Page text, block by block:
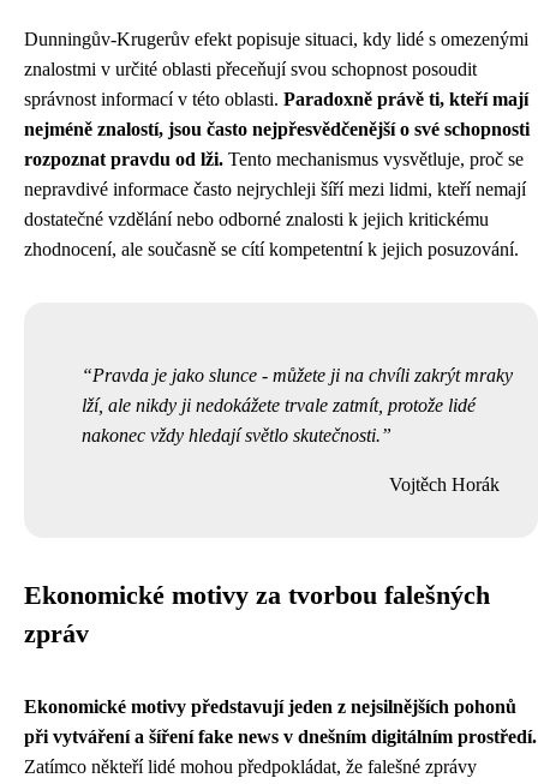
Dunningův-Krugerův efekt popisuje situaci, kdy lidé s omezenými
znalostmi v určité oblasti přeceňují svou schopnost posoudit
správnost informací v této oblasti. Paradoxně právě ti, kteří mají
nejméně znalostí, jsou často nejpřesvědčenější o své schopnosti
rozpoznat pravdu od lži. Tento mechanismus vysvětluje, proč se
nepravdivé informace často nejrychleji šíří mezi lidmi, kteří nemají
dostatečné vzdělání nebo odborné znalosti k jejich kritickému
zhodnocení, ale současně se cítí kompetentní k jejich posuzování.
Pravda je jako slunce - můžete ji na chvíli zakrýt mraky
lží, ale nikdy ji nedokážete trvale zatmít, protože lidé
nakonec vždy hledají světlo skutečnosti.
Vojtěch Horák
Ekonomické motivy za tvorbou falešných
zpráv
Ekonomické motivy představují jeden z nejsilnějších pohonů
při vytváření a šíření fake news v dnešním digitálním prostředí.
Zatímco někteří lidé mohou předpokládat, že falešné zprávy